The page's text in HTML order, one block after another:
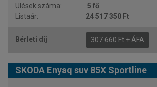
5 fő
24 517 350 Ft
307 660 Ft + ÁFA
SKODA Enyaq suv 85X Sportline